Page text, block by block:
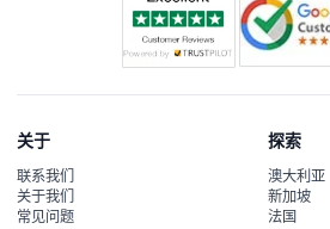
关于
联系我们
关于我们
常见问题
探索
澳大利亚
新加坡
法国